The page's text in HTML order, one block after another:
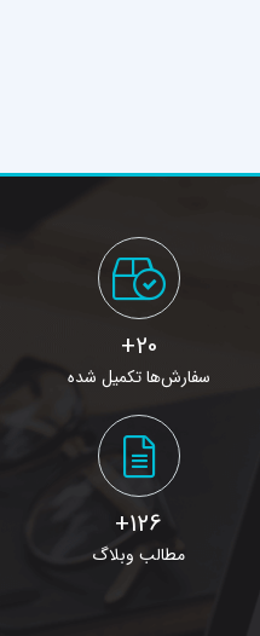
20+
سفارش‌ها تکمیل شده
126+
مطالب وبلاگ